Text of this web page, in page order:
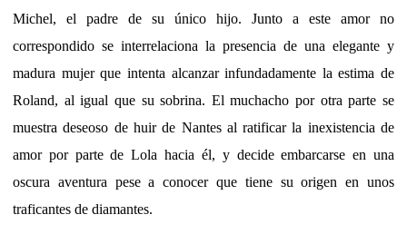
Michel, el padre de su único hijo. Junto a este amor no
correspondido se interrelaciona la presencia de una elegante y
madura mujer que intenta alcanzar infundadamente la estima de
Roland, al igual que su sobrina. El muchacho por otra parte se
muestra deseoso de huir de Nantes al ratificar la inexistencia de
amor por parte de Lola hacia él, y decide embarcarse en una
oscura aventura pese a conocer que tiene su origen en unos
traficantes de diamantes.